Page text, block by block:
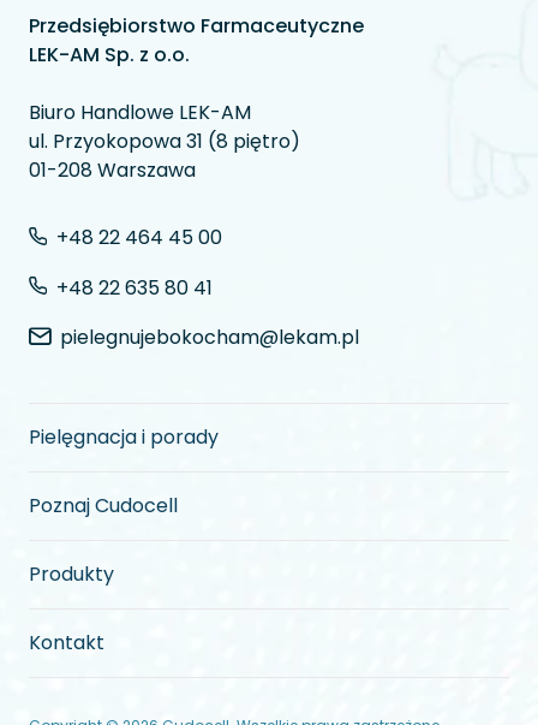
Przedsiębiorstwo Farmaceutyczne
LEK-AM Sp. z o.o.
Biuro Handlowe LEK-AM
ul. Przyokopowa 31 (8 piętro)
01-208 Warszawa
+48 22 464 45 00
+48 22 635 80 41
pielegnujebokocham@lekam.pl
Pielęgnacja i porady
Poznaj Cudocell
Produkty
Kontakt